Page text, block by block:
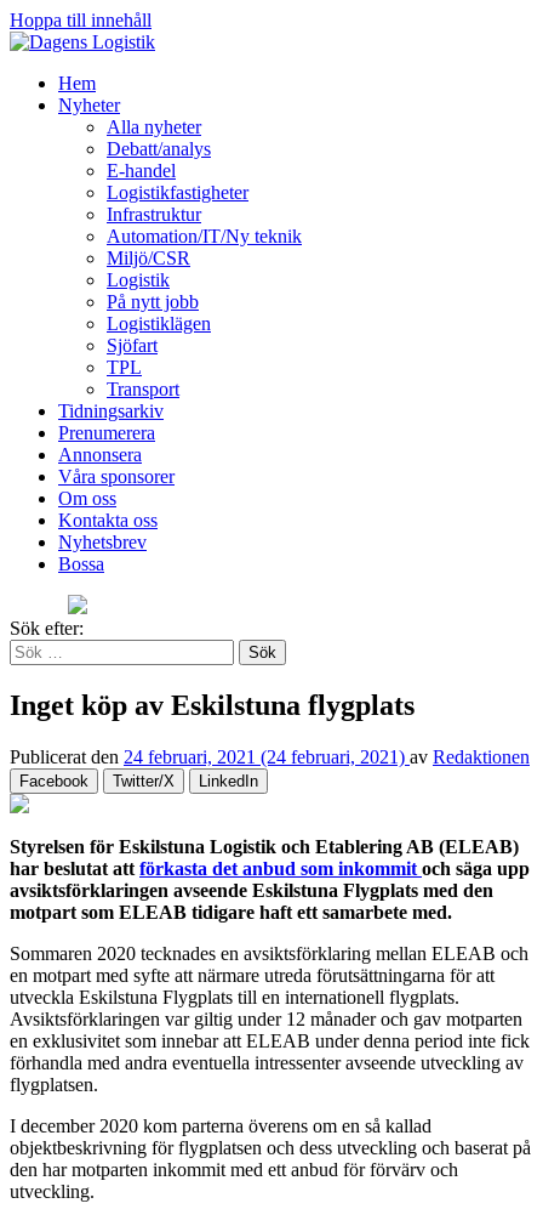
Hoppa till innehåll
Hem
Nyheter
Alla nyheter
Debatt/analys
E-handel
Logistikfastigheter
Infrastruktur
Automation/IT/Ny teknik
Miljö/CSR
Logistik
På nytt jobb
Logistiklägen
Sjöfart
TPL
Transport
Tidningsarkiv
Prenumerera
Annonsera
Våra sponsorer
Om oss
Kontakta oss
Nyhetsbrev
Bossa
Sök efter:
Inget köp av Eskilstuna flygplats
Publicerat den 24 februari, 2021 (24 februari, 2021) av Redaktionen
Facebook Twitter/X LinkedIn
Styrelsen för Eskilstuna Logistik och Etablering AB (ELEAB)
har beslutat att förkasta det anbud som inkommit och säga upp
avsiktsförklaringen avseende Eskilstuna Flygplats med den
motpart som ELEAB tidigare haft ett samarbete med.
Sommaren 2020 tecknades en avsiktsförklaring mellan ELEAB och
en motpart med syfte att närmare utreda förutsättningarna för att
utveckla Eskilstuna Flygplats till en internationell flygplats.
Avsiktsförklaringen var giltig under 12 månader och gav motparten
en exklusivitet som innebar att ELEAB under denna period inte fick
förhandla med andra eventuella intressenter avseende utveckling av
flygplatsen.
I december 2020 kom parterna överens om en så kallad
objektbeskrivning för flygplatsen och dess utveckling och baserat på
den har motparten inkommit med ett anbud för förvärv och
utveckling.